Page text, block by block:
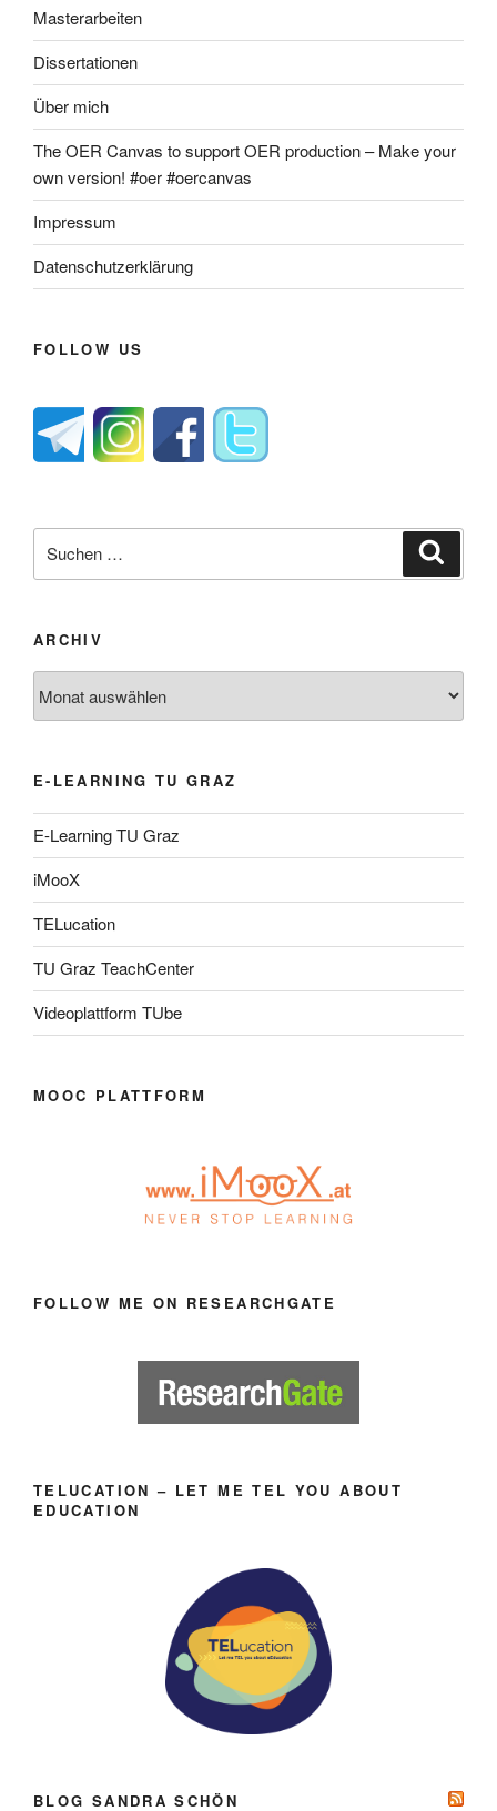
Masterarbeiten
Dissertationen
Über mich
The OER Canvas to support OER production – Make your
own version! #oer #oercanvas
Impressum
Datenschutzerklärung
FOLLOW US
nach:
ARCHIV
E-LEARNING TU GRAZ
E-Learning TU Graz
iMooX
TELucation
TU Graz TeachCenter
Videoplattform TUbe
MOOC PLATTFORM
FOLLOW ME ON RESEARCHGATE
TELUCATION – LET ME TEL YOU ABOUT
EDUCATION
BLOG SANDRA SCHÖN